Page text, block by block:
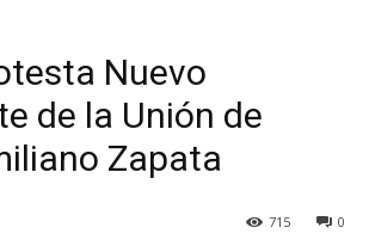
Nuevo
de la Unión de
Zapata
0
715